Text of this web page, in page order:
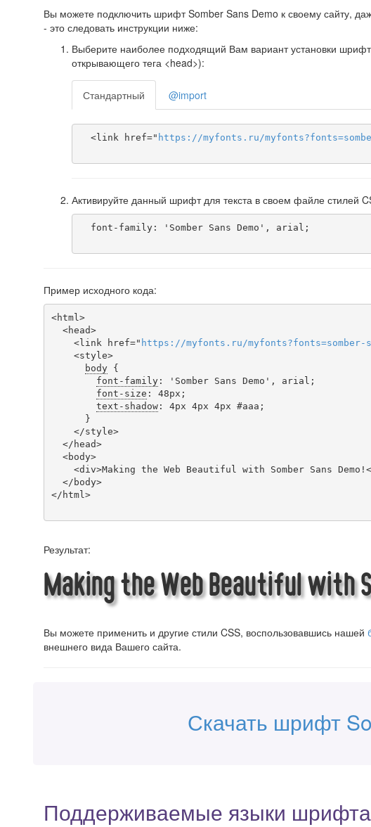
Вы можете подключить шрифт Somber Sans Demo к своему сайту,
- это следовать инструкции ниже:
Выберите наиболее подходящий Вам вариант установки
открывающего тега <head>):
Стандартный @import
  <link href="
https ://myfonts . ru /myfonts?fonts=
Активируйте данный шрифт для текста в своем файле стилей
Пример исходного кода:
<html>
    <link href="
https ://myfonts . ru /myfonts?fonts=somber-
body {
font-family: 'Somber Sans Demo', arial;
font-size : 48px;
text-shadow: 4px 4px 4px #aaa;
</html>
Результат:
Making the Web Beautiful with
Вы можете применить и другие стили CSS, воспользовавшись нашей
внешнего вида Вашего сайта.
Скачать шрифт
Поддерживаемые языки шрифта